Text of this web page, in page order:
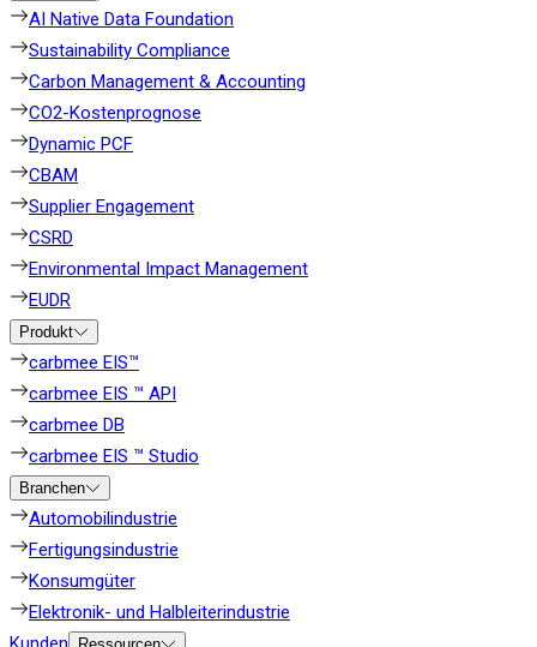
AI Native Data Foundation
Sustainability Compliance
Carbon Management & Accounting
CO2-Kostenprognose
Dynamic PCF
CBAM
Supplier Engagement
CSRD
Environmental Impact Management
EUDR
Produkt
carbmee EIS™
carbmee EIS ™ API
carbmee DB
carbmee EIS ™ Studio
Branchen
Automobilindustrie
Fertigungsindustrie
Konsumgüter
Elektronik- und Halbleiterindustrie